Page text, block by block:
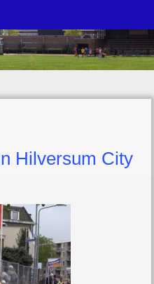
Hilversum City